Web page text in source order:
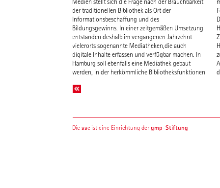
der traditionellen Bibliothek als Ort der
Informationsbeschaffung und des
Bildungsgewinns. In einer zeitgemäßen Umsetzung
entstanden deshalb im vergangenen Jahrzehnt
vielerorts sogenannte Mediatheken,die auch
digitale Inhalte erfassen und verfügbar machen. In
Hamburg soll ebenfalls eine Mediathek gebaut
werden, in der herkömmliche Bibliotheksfunktionen
Form althergebrachter Gemeindezentren darstellt.
Der Ort für den aac-Entwurf am Gerhard-
Hauptmann-Platz liegt im Zentrum von Hamburg.
Zur Disposition stand der ehemalige Hauptsitz der
HSH-Nordbank aus den 1970er Jahren. Die
zukünftige „Megathek“ soll einen urbanen
Anziehungspunkt bilden, mit über das Programm
der Mediathek hinausgehenden Angeboten wie
Die aac ist eine Einrichtung dergmp-Stiftung